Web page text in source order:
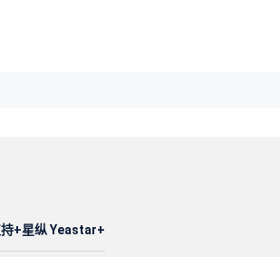
星纵 Yeastar